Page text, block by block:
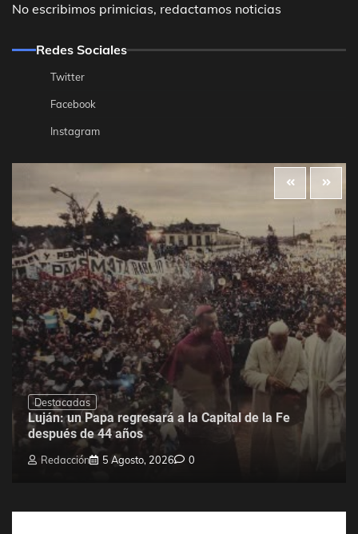
No escribimos primicias, redactamos noticias
Redes Sociales
Twitter
Facebook
Instagram
Destacadas
Luján: un Papa regresará a la Capital de la Fe
después de 44 años
Redacción 5 Agosto, 2026 0